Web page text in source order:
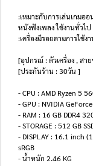
:เหมาะกับการเล่นเกมอ
หนังฟังเพลง ใช้งานทั่วไ
:เครื่องมีรอยตามการใช้ง
[อุปกรณ์ : ตัวเครื่อง , สา
[ประกันร้าน : 30วัน ]
- CPU : AMD Ryzen 5
- GPU : NVIDIA
- RAM : 16 GB DDR4
- STORAGE : 512 GB
- DISPLAY : 16.1 inch
sRGB
- น้ำหนัก 2.46 KG